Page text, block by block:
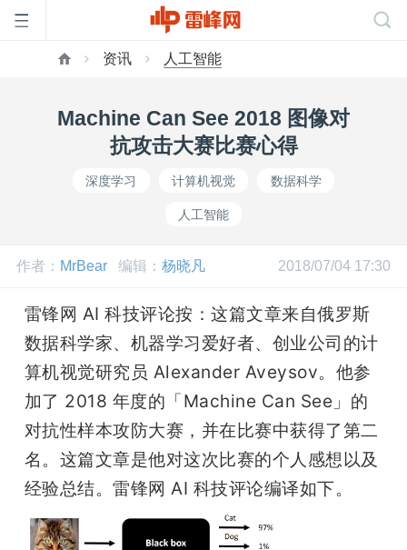
公
开
课
活
资讯 人工智能
Machine Can See 2018 图像对
抗攻击大赛比赛心得
深度学习 计算机视觉 数据科学
人工智能
作者： MrBear 编辑： 杨晓凡 2018/07/04 17:30
雷锋网 AI 科技评论按：这篇文章来自俄罗斯
数据科学家、机器学习爱好者、创业公司的计
算机视觉研究员 Alexander Aveysov。他参
加了 2018 年度的「Machine Can See」的
对抗性样本攻防大赛，并在比赛中获得了第二
名。这篇文章是他对这次比赛的个人感想以及
经验总结。雷锋网 AI 科技评论编译如下。